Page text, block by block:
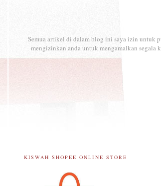
Semua artikel di dalam blog ini saya izin untuk
mengizinkan anda untuk mengamalkan
KISWAH SHOPEE ONLINE STORE